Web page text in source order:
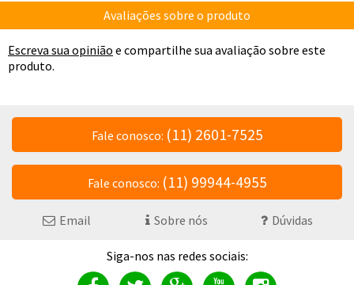
Avaliações sobre o produto
Escreva sua opinião e compartilhe sua avaliação sobre este
produto.
Fale conosco: (11) 2601-7525
Fale conosco: (11) 99944-4955
Email Sobre nós Dúvidas